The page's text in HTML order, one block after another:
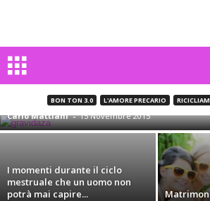
BON TON 3.0 L'AMORE PRECARIO
Tutti i lati negativi della
Carlo Mattiani - 15 Novembre 2015
I momenti durante il ciclo
mestruale che un uomo non
potrà mai capire...